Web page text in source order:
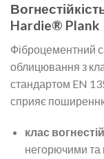
Hardie® Plank
Фіброцементний
облицювання з
стандартом EN
сприяє
клас
негорючими